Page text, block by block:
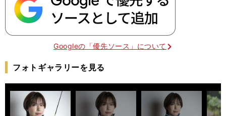
Googleの「優先ソース」について
フォトギャラリーを見る